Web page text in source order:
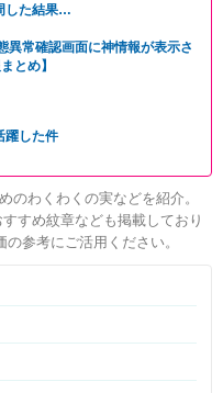
した結果…
異常確認画面に神情報が表示さ
とめ】
躍した件
のわくわくの実などを紹介。
すめ紋章なども掲載しており
参考にご活用ください。